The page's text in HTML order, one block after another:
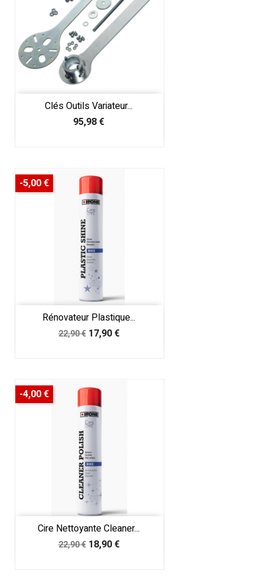
Clés Outils Variateur...
Prix
95,98 €
Rénovateur Plastique...
Prix
22,90 € Prix
17,90 €
-5,00 €
Cire Nettoyante Cleaner...
Prix
22,90 € Prix
18,90 €
-4,00 €